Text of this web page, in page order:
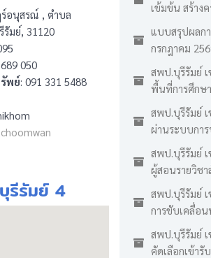
ร์อนุสรณ์ , ตำบล
มย์, 31120
050
พย์: 091 331 5488
รีรัมย์ 4
เข้มข้น สร้าง
แบบสรุปผลก
กรกฎาคม
สพป.บุรีรัมย์
พื้นที่การศึกษ
สพป.บุรีรัมย์ เ
ผ่านระบบกา
สพป.บุรีรัมย์ เ
ผู้สอนรายวิช
สพป.บุรีรัมย์ เ
การขับเคลื่อ
สพป.บุรีรัมย์
คัดเลือกเข้ารั